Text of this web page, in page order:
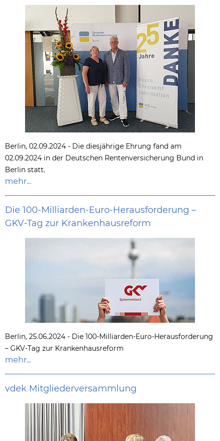
Berlin, 02.09.2024 - Die diesjährige Ehrung fand am
02.09.2024 in der Deutschen Rentenversicherung Bund in
Berlin statt.
mehr...
Die 100-Milliarden-Euro-Herausforderung –
GKV-Tag zur Krankenhausreform
Berlin, 25.06.2024 - Die 100-Milliarden-Euro-Herausforderung
– GKV-Tag zur Krankenhausreform
mehr...
vdek Mitgliederversammlung